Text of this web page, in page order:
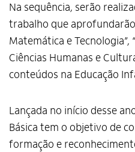
Na sequência, serão
trabalho que
Matemática e Tecnologia”,
Ciências Humanas e
conteúdos na Educação
Lançada no início desse
Básica tem o objetivo de
formação e